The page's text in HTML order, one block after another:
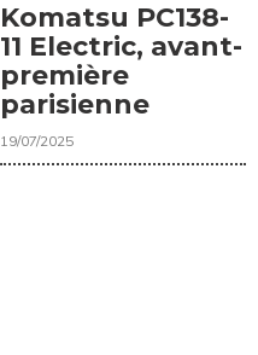
Komatsu PC138-
11 Electric, avant-
première
parisienne
19/07/2025